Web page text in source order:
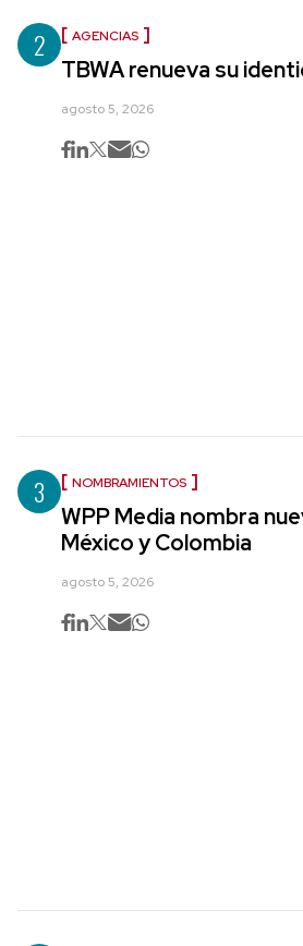
2 AGENCIAS
TBWA renueva su
agosto 5, 2026
3 NOMBRAMIENTOS
WPP Media nombra
México y Colombia
agosto 5, 2026